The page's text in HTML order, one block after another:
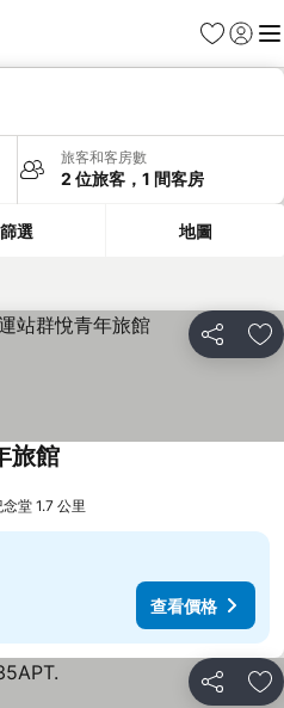
我的最愛
登入 選
旅客和客房數
2 位旅客，1 間客房
篩選 地圖
分享 加
旅館
堂 1.7 公里
查看價格
分享 加